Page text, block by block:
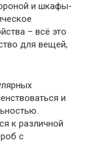
и шкафы-
– всё это
для вещей,
и
к различной
с